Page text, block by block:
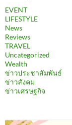
EVENT
LIFESTYLE
News
Reviews
TRAVEL
Uncategorized
Wealth
ข่าวประชาสัมพันธ์
ข่าวสังคม
ข่าวเศรษฐกิจ